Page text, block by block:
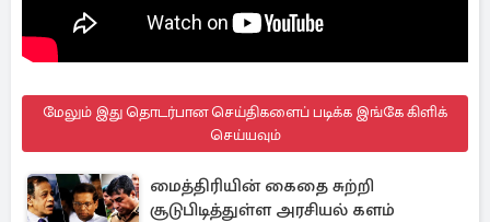
மேலும் இது தொடர்பான செய்திகளைப் படிக்க இங்கே கிளிக்
செய்யவும்
மைத்திரியின் கைதை சுற்றி
சூடுபிடித்துள்ள அரசியல் களம்